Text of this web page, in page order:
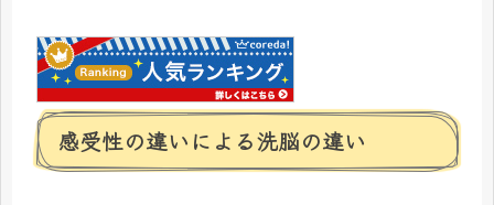
感受性の違いによる洗脳の違い